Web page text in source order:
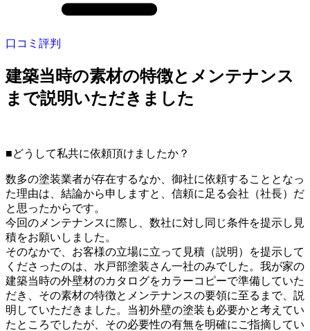
口コミ評判
建築当時の素材の特徴とメンテナンス
まで説明いただきました
■どうして私共に依頼頂けましたか？
数多の塗装業者が存在するなか、御社に依頼することとなっ
た理由は、結論から申しますと、信頼に足る会社（社長）だ
と思ったからです。
今回のメンテナンスに際し、数社に対し同じ条件を提示し見
積をお願いしました。
そのなかで、お客様の立場に立って見積（説明）を提示して
くださったのは、水戸部塗装さん一社のみでした。我が家の
建築当時の外壁材のカタログをカラーコピーで準備していた
だき、その素材の特徴とメンテナンスの要領に至るまで、説
明していただきました。当初外壁の塗装も必要かと考えてい
たところでしたが、その必要性の有無を明確にご指摘してい